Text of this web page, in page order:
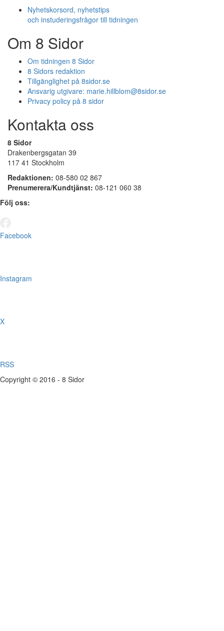
Nyhetskorsord, nyhetstips
och instuderingsfrågor till tidningen
Om 8 Sidor
Om tidningen 8 Sidor
8 Sidors redaktion
Tillgänglighet på 8sidor.se
Ansvarig utgivare: marie.hillblom@8sidor.se
Privacy policy på 8 sidor
Kontakta oss
8 Sidor
Drakenbergsgatan 39
117 41 Stockholm
Redaktionen: 08-580 02 867
Prenumerera/Kundtjänst: 08-121 060 38
Följ oss:
Facebook
Instagram
X
RSS
Copyright © 2016 - 8 Sidor